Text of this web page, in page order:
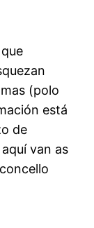
(polo
está
de
van as